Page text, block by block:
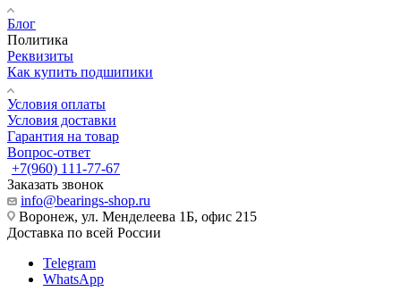
Блог
Политика
Реквизиты
Как купить подшипики
Условия оплаты
Условия доставки
Гарантия на товар
Вопрос-ответ
+7(960) 111-77-67
Заказать звонок
info@bearings-shop.ru
Воронеж, ул. Менделеева 1Б, офис 215
Доставка по всей России
Telegram
WhatsApp